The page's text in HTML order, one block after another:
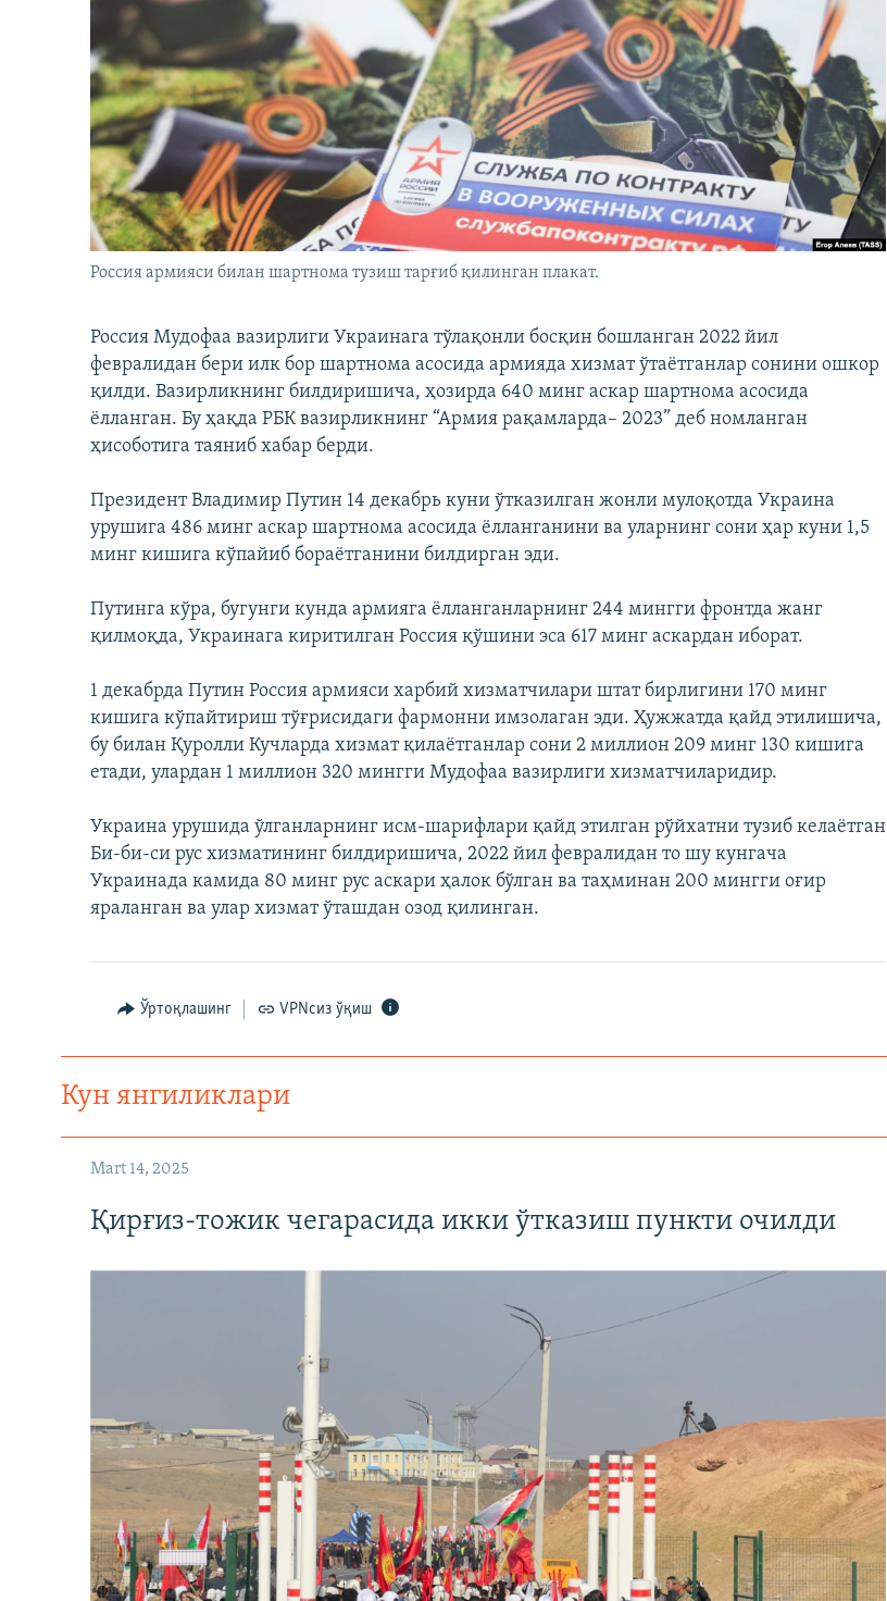
Россия армияси билан шартнома тузиш тарғиб қилинган плакат.
Россия Мудофаа вазирлиги Украинага тўлақонли босқин бошланган 2022 йил
февралидан бери илк бор шартнома асосида армияда хизмат ўтаётганлар сонини ошкор
қилди. Вазирликнинг билдиришича, ҳозирда 640 минг аскар шартнома асосида
ёлланган. Бу ҳақда РБК вазирликнинг “Армия рақамларда– 2023” деб номланган
ҳисоботига таяниб хабар берди.
Президент Владимир Путин 14 декабрь куни ўтказилган жонли мулоқотда Украина
урушига 486 минг аскар шартнома асосида ёлланганини ва уларнинг сони ҳар куни 1,5
минг кишига кўпайиб бораётганини билдирган эди.
Путинга кўра, бугунги кунда армияга ёлланганларнинг 244 мингги фронтда жанг
қилмоқда, Украинага киритилган Россия қўшини эса 617 минг аскардан иборат.
1 декабрда Путин Россия армияси харбий хизматчилари штат бирлигини 170 минг
кишига кўпайтириш тўғрисидаги фармонни имзолаган эди. Ҳужжатда қайд этилишича,
бу билан Қуролли Кучларда хизмат қилаётганлар сони 2 миллион 209 минг 130 кишига
етади, улардан 1 миллион 320 мингги Мудофаа вазирлиги хизматчиларидир.
Украина урушида ўлганларнинг исм-шарифлари қайд этилган рўйхатни тузиб келаётган
Би-би-си рус хизматининг билдиришича, 2022 йил февралидан то шу кунгача
Украинада камида 80 минг рус аскари ҳалок бўлган ва таҳминан 200 мингги оғир
яраланган ва улар хизмат ўташдан озод қилинган.
Ўртоқлашинг VPNсиз ўқиш
Кун янгиликлари
Mart 14, 2025
Қирғиз-тожик чегарасида икки ўтказиш пункти очилди